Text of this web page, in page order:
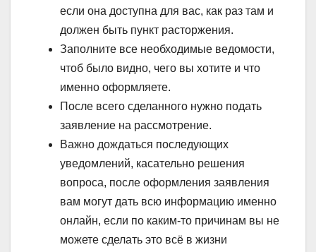
если она доступна для вас, как раз там и
должен быть пункт расторжения.
Заполните все необходимые ведомости,
чтоб было видно, чего вы хотите и что
именно оформляете.
После всего сделанного нужно подать
заявление на рассмотрение.
Важно дождаться последующих
уведомлений, касательно решения
вопроса, после оформления заявления
вам могут дать всю информацию именно
онлайн, если по каким-то причинам вы не
можете сделать это всё в жизни